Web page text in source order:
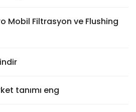
Mobil Filtrasyon ve Flushing
tanımı eng